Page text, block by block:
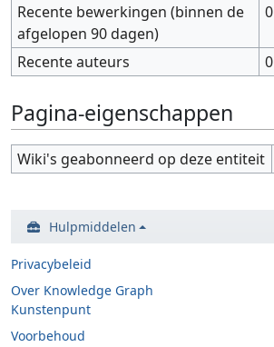
Recente bewerkingen (binnen de
afgelopen 90 dagen)
0
Recente auteurs 0
Pagina-eigenschappen
Wiki's geabonneerd op deze entiteit
Hulpmiddelen
Privacybeleid
Over Knowledge Graph
Kunstenpunt
Voorbehoud